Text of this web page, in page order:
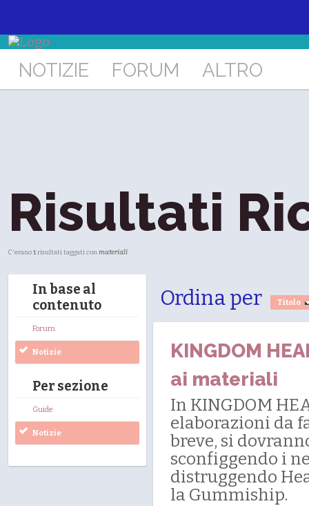
NOTIZIE FORUM ALTRO
Risultati
C'erano1risultati taggati conmateriali
In base al
contenuto
Forum
Notizie
Per sezione
Guide
Notizie
Ordina per Titolo
KINGDOM
ai materiali
In KINGDOM
elaborazioni da
breve, si
sconfiggendo i
distruggendo
la Gummiship.